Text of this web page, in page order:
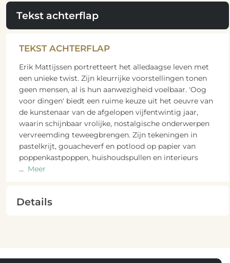
Tekst achterflap
TEKST ACHTERFLAP
Erik Mattijssen portretteert het alledaagse leven met
een unieke twist. Zijn kleurrijke voorstellingen tonen
geen mensen, al is hun aanwezigheid voelbaar. 'Oog
voor dingen' biedt een ruime keuze uit het oeuvre van
de kunstenaar van de afgelopen vijfentwintig jaar,
waarin schijnbaar vrolijke, nostalgische onderwerpen
vervreemding teweegbrengen. Zijn tekeningen in
pastelkrijt, gouacheverf en potlood op papier van
poppenkastpoppen, huishoudspullen en interieurs
... Meer
Details